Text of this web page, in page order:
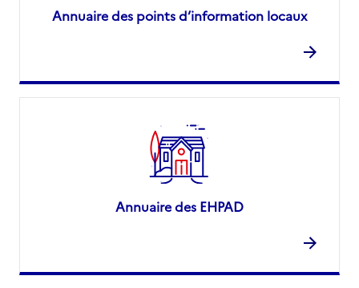
Annuaire des points d’information locaux
Annuaire des EHPAD